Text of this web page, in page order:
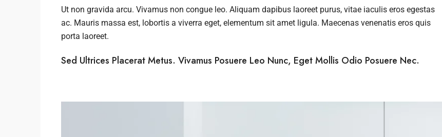
Ut non gravida arcu. Vivamus non congue leo. Aliquam dapibus laoreet purus, vitae iaculis eros egestas
ac. Mauris massa est, lobortis a viverra eget, elementum sit amet ligula. Maecenas venenatis eros quis
porta laoreet.
Sed Ultrices Placerat Metus. Vivamus Posuere Leo Nunc, Eget Mollis Odio Posuere Nec.